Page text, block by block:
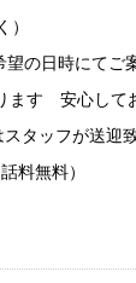
望の日時にてご
ます 安心して
タッフが送迎
料無料）